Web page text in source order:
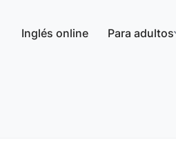
Inglés online Para adultos